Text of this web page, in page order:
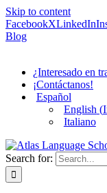
Skip to content
FacebookXLinkedIn
Blog
¿Interesado en
¡Contáctanos!
Español
English (
Italiano
Search for: